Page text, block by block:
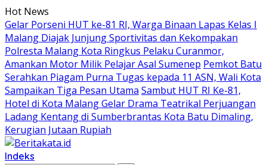
Langsung
ke
konten
Hot News
Gelar Porseni HUT ke-81 RI, Warga Binaan Lapas Kelas I
Malang Diajak Junjung Sportivitas dan Kekompakan
Polresta Malang Kota Ringkus Pelaku Curanmor,
Amankan Motor Milik Pelajar Asal Sumenep Pemkot Batu
Serahkan Piagam Purna Tugas kepada 11 ASN, Wali Kota
Sampaikan Tiga Pesan Utama Sambut HUT RI Ke-81,
Hotel di Kota Malang Gelar Drama Teatrikal Perjuangan
Ladang Kentang di Sumberbrantas Kota Batu Dimaling,
Kerugian Jutaan Rupiah
Indeks